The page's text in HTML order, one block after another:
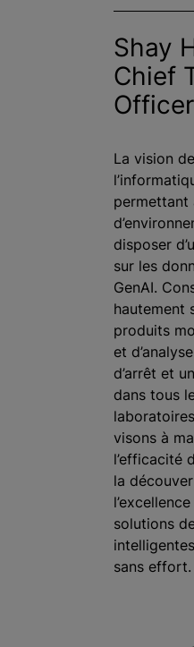
Shay
Chief
Officer
La vision
permettant
disposer
sur les
GenAI.
hautement
produits
et
d’arrêt et
dans tous
visons à
l’efficacité
la
solutions
sans effort.